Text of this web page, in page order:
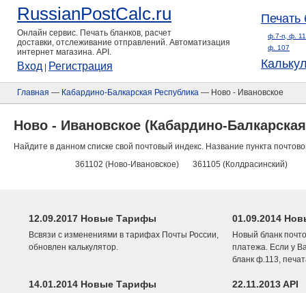
RussianPostCalc.ru
Онлайн сервис. Печать бланков, расчет
доставки, отслеживание отправлений. Автоматизация
интернет магазина. API.
Вход Регистрация
Печать
ф.7-п, ф.
ф. 107
Главная — Кабардино-Балкарская Республика — Ново - Ивановское
Ново - Ивановское (Кабардино-
Найдите в данном списке свой почтовый индекс. Название пункта
361102 (Ново-Ивановское)
361105 (Колдрасинский)
12.09.2017 Новые Тарифы
Всвязи с изменениями в тарифах Почты России,
обновлен калькулятор.
01.09.2014
Новый бланк
платежа. Если у
бланк ф.113,
14.01.2014 Новые Тарифы 22.11.2013 API